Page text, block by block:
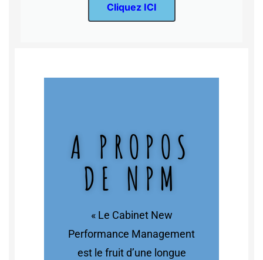
Cliquez ICI
A PROPOS
DE NPM
« Le Cabinet New
Performance Management
est le fruit d’une longue